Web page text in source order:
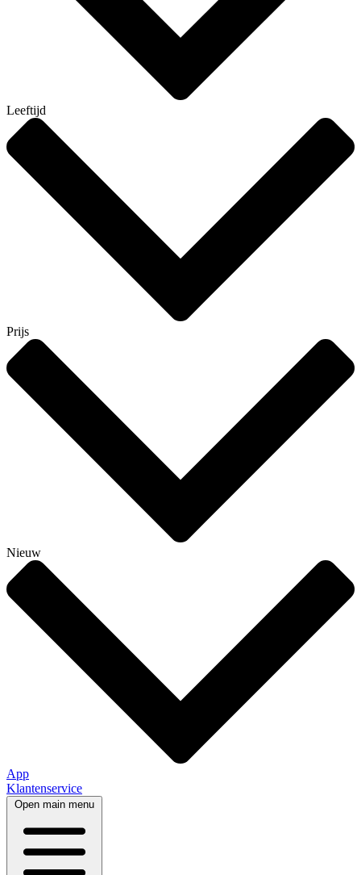
Leeftijd
Prijs
Nieuw
App
Klantenservice
Open main menu